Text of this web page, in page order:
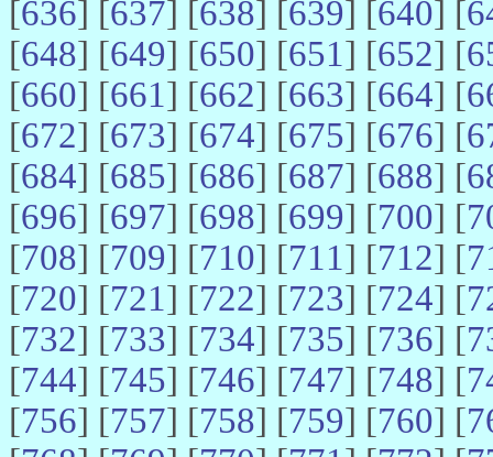
[636] [637] [638] [639] [640] [
[648] [649] [650] [651] [652] [
[660] [661] [662] [663] [664] [
[672] [673] [674] [675] [676] [
[684] [685] [686] [687] [688] [
[696] [697] [698] [699] [700] [
[708] [709] [710] [711] [712] [
[720] [721] [722] [723] [724] [
[732] [733] [734] [735] [736] [
[744] [745] [746] [747] [748] [
[756] [757] [758] [759] [760] [